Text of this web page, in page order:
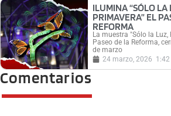
ILUMINA “SÓLO LA
PRIMAVERA” EL
REFORMA
La muestra "Sólo la Luz,
Paseo de la Reforma,
de marzo
24 marzo, 2026
Comentarios